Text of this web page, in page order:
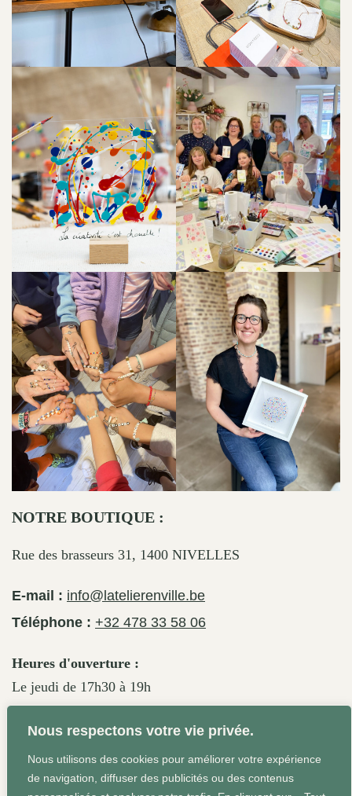
Nous respectons votre vie privée.
Nous utilisons des cookies pour améliorer votre expérience
de navigation, diffuser des publicités ou des contenus
NOTRE BOUTIQUE :
Rue des brasseurs 31, 1400 NIVELLES
E-mail : info@latelierenville.be
Téléphone : +32 478 33 58 06
Heures d'ouverture :
Le jeudi de 17h30 à 19h
Le vendredi de 17h30 à 19h30
Le samedi de 11h30 à 19h